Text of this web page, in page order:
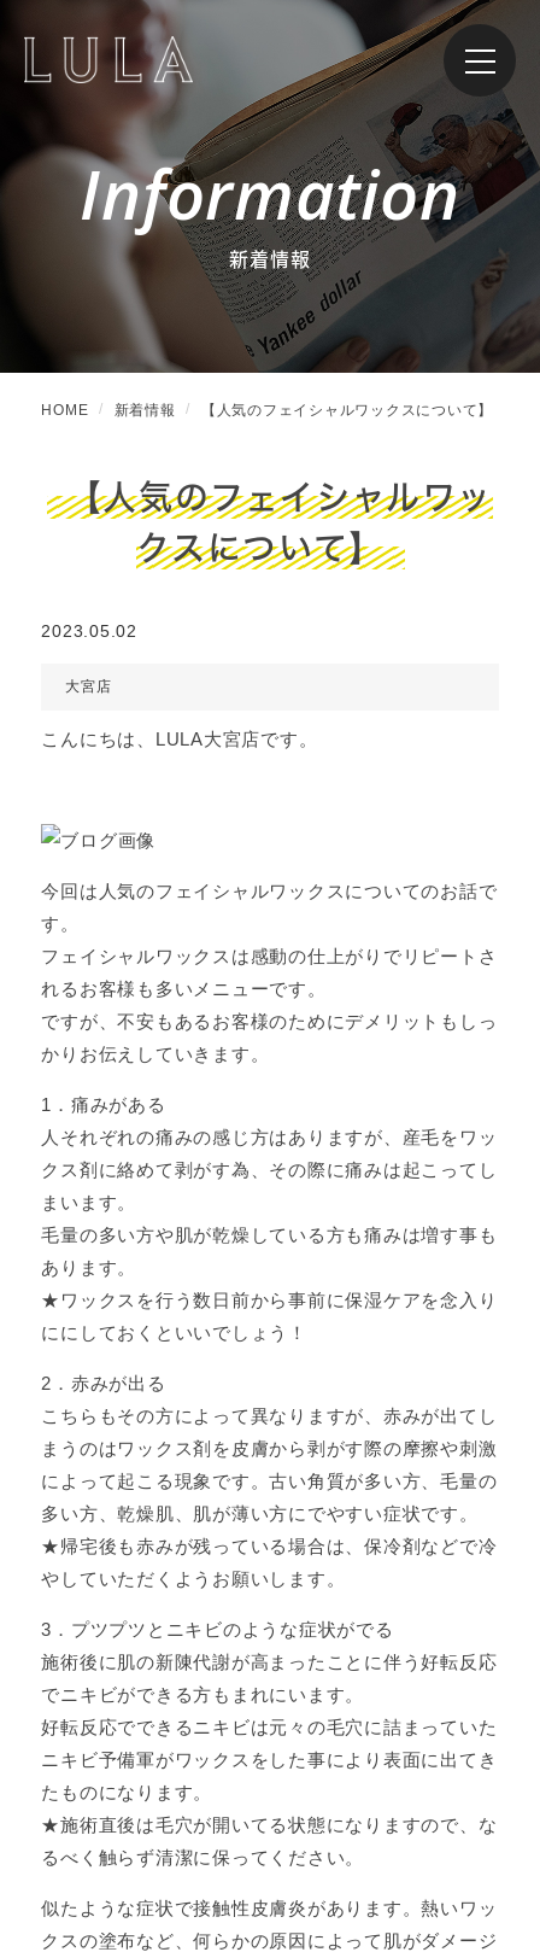
Information
新着情報
HOME 新着情報 【人気のフェイシャルワックスについて】
【人気のフェイシャルワッ
クスについて】
2023.05.02
大宮店
こんにちは、LULA大宮店です。
今回は人気のフェイシャルワックスについてのお話で
す。
フェイシャルワックスは感動の仕上がりでリピートさ
れるお客様も多いメニューです。
ですが、不安もあるお客様のためにデメリットもしっ
かりお伝えしていきます。
1．痛みがある
人それぞれの痛みの感じ方はありますが、産毛をワッ
クス剤に絡めて剥がす為、その際に痛みは起こってし
まいます。
毛量の多い方や肌が乾燥している方も痛みは増す事も
あります。
★ワックスを行う数日前から事前に保湿ケアを念入り
ににしておくといいでしょう！
2．赤みが出る
こちらもその方によって異なりますが、赤みが出てし
まうのはワックス剤を皮膚から剥がす際の摩擦や刺激
によって起こる現象です。古い角質が多い方、毛量の
多い方、乾燥肌、肌が薄い方にでやすい症状です。
★帰宅後も赤みが残っている場合は、保冷剤などで冷
やしていただくようお願いします。
3．プツプツとニキビのような症状がでる
施術後に肌の新陳代謝が高まったことに伴う好転反応
でニキビができる方もまれにいます。
好転反応でできるニキビは元々の毛穴に詰まっていた
ニキビ予備軍がワックスをした事により表面に出てき
たものになります。
★施術直後は毛穴が開いてる状態になりますので、な
るべく触らず清潔に保ってください。
似たような症状で接触性皮膚炎があります。熱いワッ
クスの塗布など、何らかの原因によって肌がダメージ